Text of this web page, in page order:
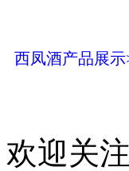
西凤酒产品展示
欢迎关